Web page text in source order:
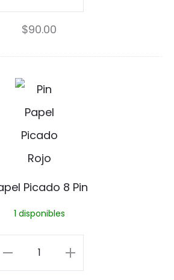
t
w
h
l
P
i
n
Hotwheels
cantidad
$90.00
P
a
p
e
i
a
Picado 8 Pin
1 disponibles
Papel